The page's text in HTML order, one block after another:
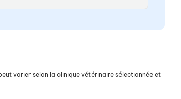
varier selon la clinique vétérinaire sélectionnée et